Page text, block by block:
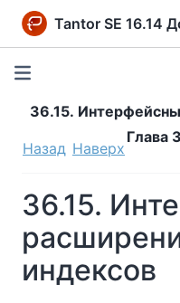
Tantor SE 16.14
36.15.
Назад Наверх
Глава
36.15.
индексов